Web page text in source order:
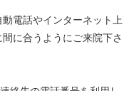
電話やインターネット上
に合うようにご来院下さ